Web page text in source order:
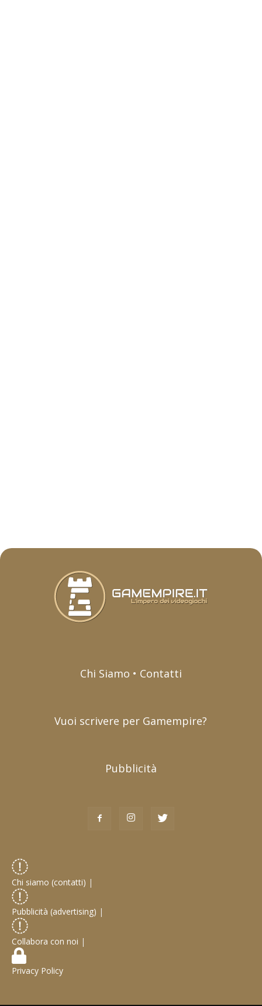
Chi Siamo • Contatti
Vuoi scrivere per Gamempire?
Pubblicità
Chi siamo (contatti) |
Pubblicità (advertising) |
Collabora con noi |
Privacy Policy